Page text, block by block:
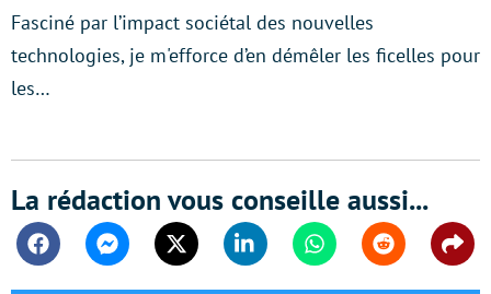
Fasciné par l’impact sociétal des nouvelles
technologies, je m'efforce d’en démêler les ficelles pour
les…
La rédaction vous conseille aussi...
FacebookMessengerTwitter Linkedin WhatsappReddit